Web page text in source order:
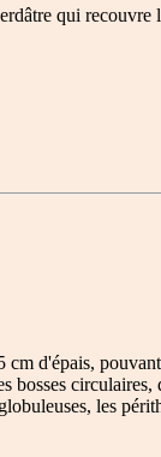
qui recouvre
d'épais,
bosses circulaires,
les